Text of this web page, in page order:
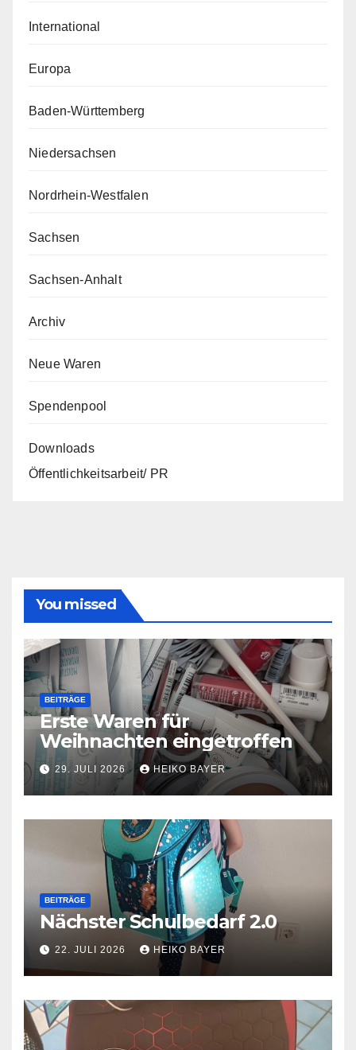
International
Europa
Baden-Württemberg
Niedersachsen
Nordrhein-Westfalen
Sachsen
Sachsen-Anhalt
Archiv
Neue Waren
Spendenpool
Downloads
Öffentlichkeitsarbeit/ PR
You missed
BEITRÄGE
Erste Waren für
Weihnachten eingetroffen
29. JULI 2026 HEIKO BAYER
BEITRÄGE
Nächster Schulbedarf 2.0
22. JULI 2026 HEIKO BAYER